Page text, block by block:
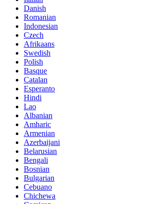
Danish
Romanian
Indonesian
Czech
Afrikaans
Swedish
Polish
Basque
Catalan
Esperanto
Hindi
Lao
Albanian
Amharic
Armenian
Azerbaijani
Belarusian
Bengali
Bosnian
Bulgarian
Cebuano
Chichewa